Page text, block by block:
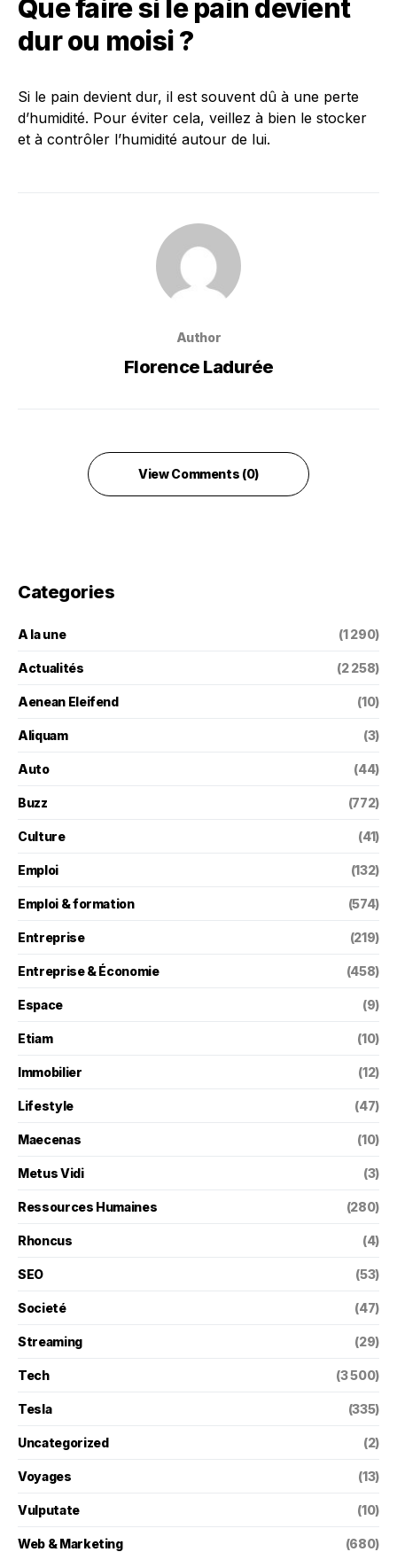
Que faire si le pain devient
dur ou moisi ?
Si le pain devient dur, il est souvent dû à une perte
d’humidité. Pour éviter cela, veillez à bien le stocker
et à contrôler l’humidité autour de lui.
Author
Florence Ladurée
View Comments (0)
Categories
A la une (1 290)
Actualités (2 258)
Aenean Eleifend (10)
Aliquam (3)
Auto (44)
Buzz (772)
Culture (41)
Emploi (132)
Emploi & formation (574)
Entreprise (219)
Entreprise & Économie (458)
Espace (9)
Etiam (10)
Immobilier (12)
Lifestyle (47)
Maecenas (10)
Metus Vidi (3)
Ressources Humaines (280)
Rhoncus (4)
SEO (53)
Societé (47)
Streaming (29)
Tech (3 500)
Tesla (335)
Uncategorized (2)
Voyages (13)
Vulputate (10)
Web & Marketing (680)